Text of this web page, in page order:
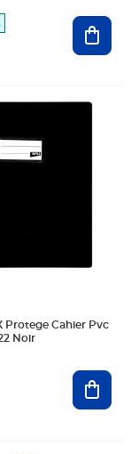
Protege Cahier Pvc
Noir